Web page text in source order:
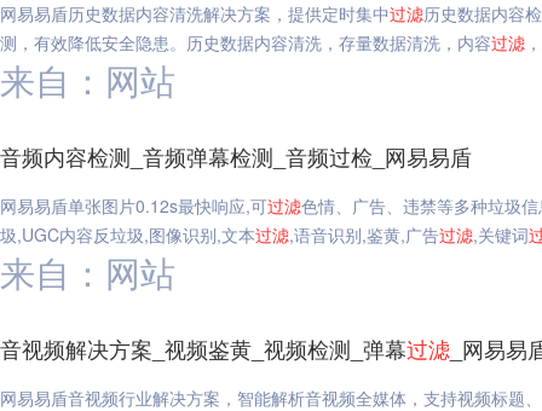
网易易盾历史数据内容清洗解决方案，提供定时集中过滤历史数据内容
测，有效降低安全隐患。历史数据内容清洗，存量数据清洗，内容过滤
来自：网站
音频内容检测_音频弹幕检测_音频过检_网易易盾
网易易盾单张图片0.12s最快响应,可过滤色情、广告、违禁等多种垃圾
圾,UGC内容反垃圾,图像识别,文本过滤,语音识别,鉴黄,广告过滤,关键词
来自：网站
音视频解决方案_视频鉴黄_视频检测_弹幕过滤 _网易易
网易易盾音视频行业解决方案，智能解析音视频全媒体，支持视频标题